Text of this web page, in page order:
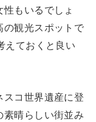
もいるでしょ
の観光スポットで
えておくと良い
スコ世界遺産に登
素晴らしい街並み